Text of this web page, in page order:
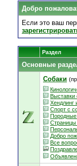
Добро
Если это ваш
Раздел
Основные
Собаки
Выставки
Хендлинг
Спорт с
Породные
Страницы
Добро
Все